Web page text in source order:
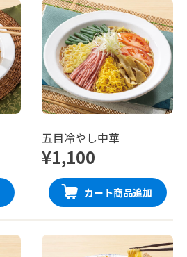
五目冷やし中華
¥1,100
カート商品追加